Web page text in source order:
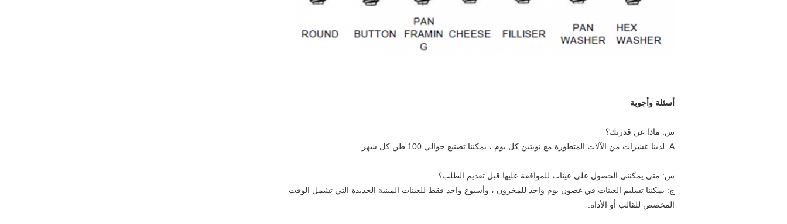
أسئلة وأجوبة
س: ماذا عن قدرتك؟
A. لدينا عشرات من الآلات المتطورة مع نوبتين كل يوم ، يمكننا تصنيع حوالي 100 طن كل شهر.
س: متى يمكنني الحصول على عينات للموافقة عليها قبل تقديم الطلب؟
ج: يمكننا تسليم العينات في غضون يوم واحد للمخزون ، وأسبوع واحد فقط للعينات المبنية الجديدة التي تشمل الوقت
المخصص للقالب أو الأداة.